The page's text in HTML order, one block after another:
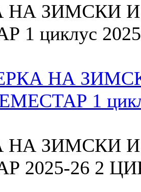
НА ЗИМСКИ
1 циклус
НА
1
НА ЗИМСКИ
2025-26 2